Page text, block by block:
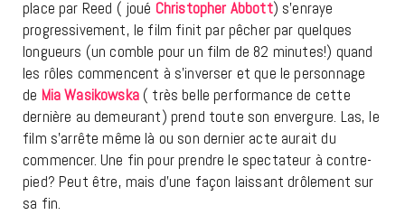
place par Reed ( joué Christopher Abbott) s’enraye
progressivement, le film finit par pêcher par quelques
longueurs (un comble pour un film de 82 minutes!) quand
les rôles commencent à s’inverser et que le personnage
de Mia Wasikowska( très belle performance de cette
dernière au demeurant) prend toute son envergure. Las, le
film s’arrête même là ou son dernier acte aurait du
commencer. Une fin pour prendre le spectateur à contre-
pied? Peut être, mais d’une façon laissant drôlement sur
sa fin.